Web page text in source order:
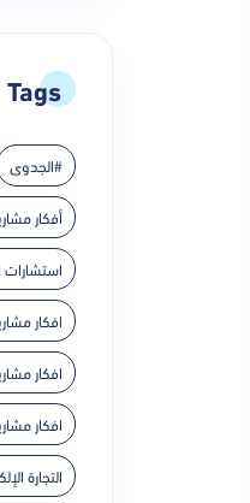
Tags
#الجدوى
أفكار
افكار
افكار
افكار
التجارة